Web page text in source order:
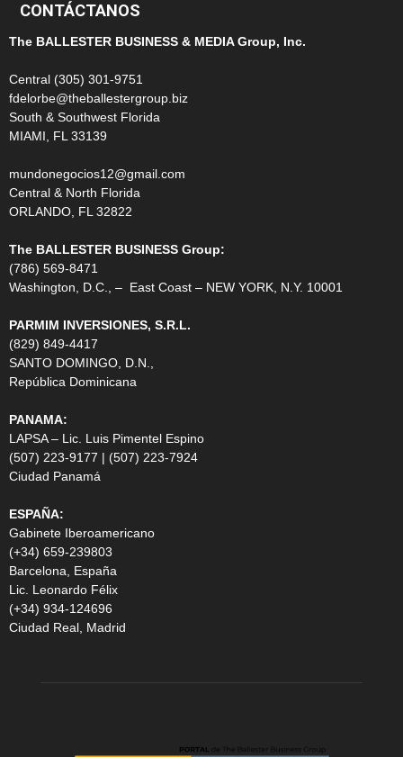
CONTÁCTANOS
The BALLESTER BUSINESS & MEDIA Group, Inc.
Central (305) 301-9751
fdelorbe@theballestergroup.biz
South & Southwest Florida
MIAMI, FL 33139
mundonegocios12@gmail.com
Central & North Florida
ORLANDO, FL 32822
The BALLESTER BUSINESS Group:
(786) 569-8471
Washington, D.C., – East Coast – NEW YORK, N.Y. 10001
PARMIM INVERSIONES, S.R.L.
(829) 849-4417
SANTO DOMINGO, D.N.,
República Dominicana
PANAMA:
LAPSA – Lic. Luis Pimentel Espino
(507) 223-9177 | (507) 223-7924
Ciudad Panamá
ESPAÑA:
Gabinete Iberoamericano
(+34) 659-239803
Barcelona, España
Lic. Leonardo Félix
(+34) 934-124696
Ciudad Real, Madrid